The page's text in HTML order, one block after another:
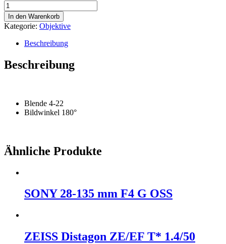
Canon
EF
8-
15mm
Fisheye
USM
In den Warenkorb
Kategorie: Objektive
Beschreibung
Beschreibung
Blende 4-22
Bildwinkel 180°
Ähnliche Produkte
SONY 28-135 mm F4 G OSS
ZEISS Distagon ZE/EF T* 1.4/50